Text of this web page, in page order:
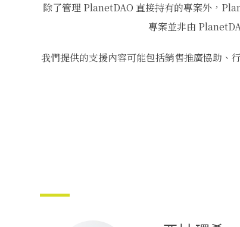
除了管理 PlanetDAO 直接持有的專案外，
專案並非由
我們提供的支援內容可能包括銷售推廣協助、